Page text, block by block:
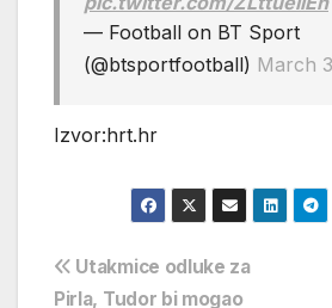
— Football on BT Sport
(@btsportfootball) March
Izvor:hrt.hr
Navigacija
Utakmice odluke za
Pirla, Tudor bi mogao